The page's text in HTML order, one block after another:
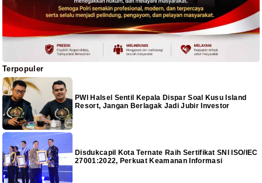
Terpopuler
PWI Halsel Sentil Kepala Dispar Soal Kusu Island
Resort, Jangan Berlagak Jadi Jubir Investor
Disdukcapil Kota Ternate Raih Sertifikat SNI ISO/IEC
27001:2022, Perkuat Keamanan Informasi